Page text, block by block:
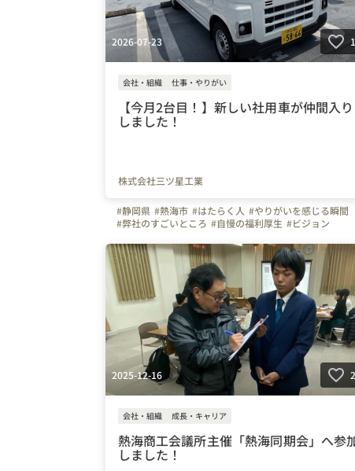
2026-07-23
会社・組織 仕事・やりがい
【今月2台目！】新しい社用車が仲間入り
しました！
株式会社三ツ星工業
#静岡県 #熱海市 #はたらく人 #やりがいを感じる瞬間
#弊社のすごいところ #自慢の福利厚生 #ビジョン
#空調 #ものづくり #離職防止 #経験者 #未経験者
#Iターン #Uターン #株式会社三ツ星工業 #三ツ星工業
#熱海商工会議所 #モチベーションアップ #同期会
#写真で伝える会社の雰囲気 #会社の推しポイント #設備
#研修レポート
2025-12-16
会社・組織 成長・キャリア
熱海商工会議所主催「熱海同期会」へ参
しました！